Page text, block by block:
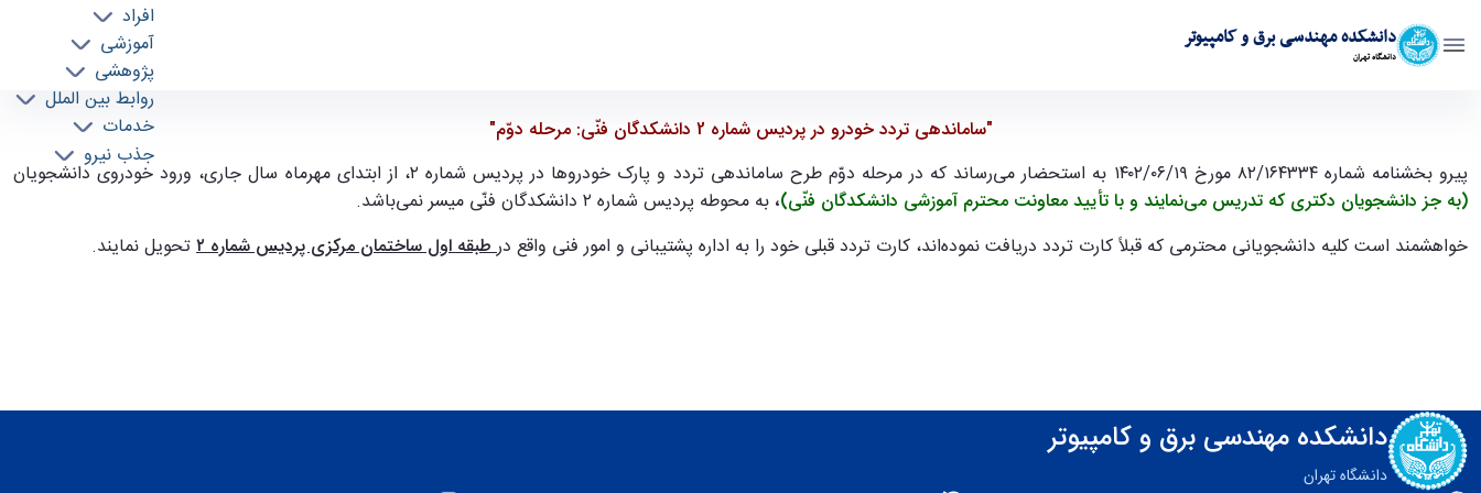
دانشکده مهندسی برق و کامپیوتر
دانشگاه تهران
افراد
آموزشی
پژوهشی
روابط بین الملل
خدمات
جذب نیرو
"ساماندهی تردد خودرو در پردیس شماره 2 دانشکدگان فنّی: مرحله دوّم"
پیرو بخشنامه شماره ۱۶۴۳۳۴/‏۸۲ مورخ ۱۹/‏۰۶/‏۱۴۰۲ به استحضار می‌رساند که در مرحله دوّم طرح ساماندهی تردد و پارک خودروها در پردیس شماره ۲، از ابتدای مهرماه سال جاری، ورود خودروی دانشجویان
(به جز دانشجویان دکتری که تدریس می‌نمایند و ‏با تأیید معاونت محترم آموزشی دانشکدگان فنّی)، به محوطه پردیس شماره ۲ دانشکدگان فنّی میسر نمی‌باشد
.
خواهشمند است کلیه دانشجویانی محترمی که قبلاً کارت تردد دریافت نموده‌اند، کارت تردد قبلی خود را به اداره پشتیبانی و امور فنی واقع درطبقه اول ساختمان مرکزی پردیس شماره ۲ تحویل نمایند.
دانشکده مهندسی برق و کامپیوتر
دانشگاه تهران